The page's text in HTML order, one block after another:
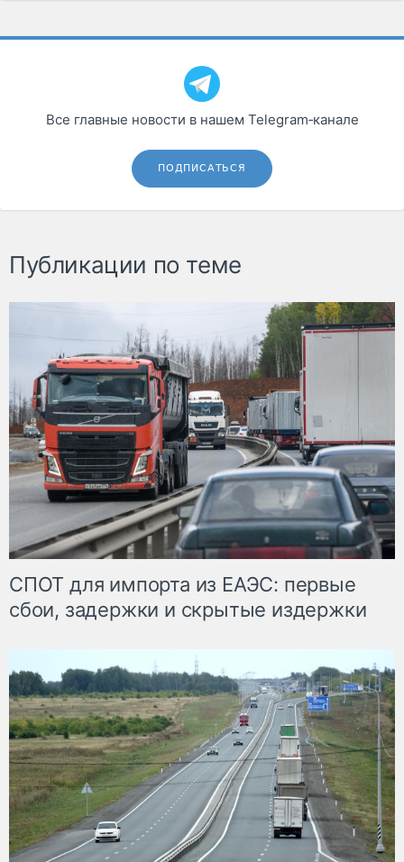
Все главные новости в нашем Telegram‑канале
ПОДПИСАТЬСЯ
Публикации по теме
СПОТ для импорта из ЕАЭС: первые
сбои, задержки и скрытые издержки